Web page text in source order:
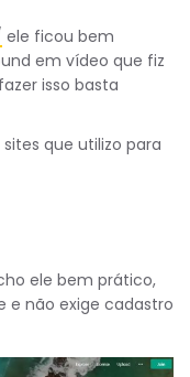
ele ficou bem
em vídeo que fiz
isso basta
que utilizo para
ele bem prático,
e não exige cadastro